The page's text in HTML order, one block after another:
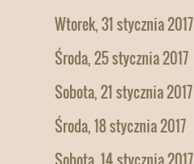
Wtorek, 31 stycznia 2017
Środa, 25 stycznia 2017
Sobota, 21 stycznia 2017
Środa, 18 stycznia 2017